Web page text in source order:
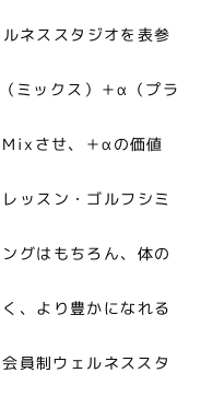
ネススタジオを表参
ミックス）＋α（プラ
させ、＋αの価値
ッスン・ゴルフシミ
グはもちろん、体の
、より豊かになれる
員制ウェルネススタ